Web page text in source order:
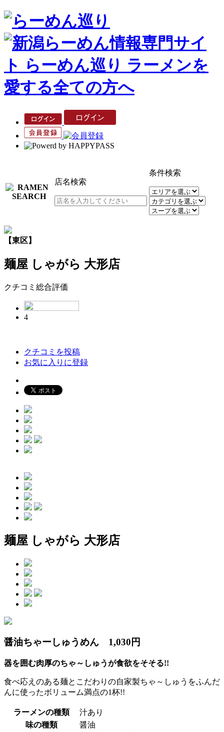
店名検索
条件検索
【東区】
麺屋 しゃがら 大形店
クチコミ総合評価
4
クチコミを投稿
お気に入りに登録
麺屋 しゃがら 大形店
醤油ちゃーしゅうめん 1,030円
器を囲む肉厚のちゃ～しゅうが食欲をそそる!!
食べ応えのある麺とこだわりの自家製ちゃ～しゅうをふんだ
んに使ったボリューム満点の1杯!!
ラーメンの種類
汁あり
味の種類
醤油